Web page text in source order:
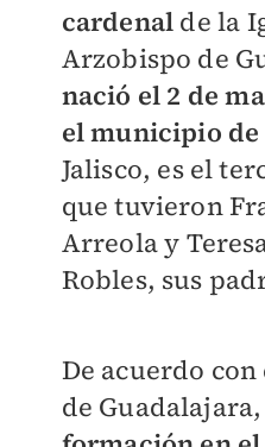
cardenal de la
Arzobispo de
nació el 2 de
el municipio de
Jalisco, es el
que tuvieron
Arreola y
Robles, sus
De acuerdo
de Guadalajara,